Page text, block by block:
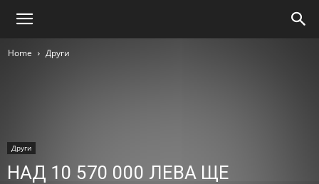
Home Други
Други
НАД 10 570 000 ЛЕВА ЩЕ